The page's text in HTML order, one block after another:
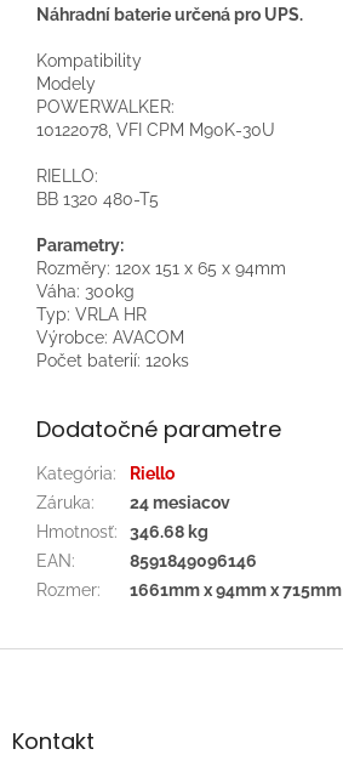
Náhradní baterie určená pro UPS.
Kompatibility
Modely
POWERWALKER:
10122078, VFI CPM M90K-30U
RIELLO:
BB 1320 480-T5
Parametry:
Rozměry: 120x 151 x 65 x 94mm
Váha: 300kg
Typ: VRLA HR
Výrobce: AVACOM
Počet baterií: 120ks
Dodatočné parametre
Kategória:
Riello
Záruka:
24 mesiacov
Hmotnosť:
346.68 kg
EAN:
8591849096146
Rozmer: 1661mm x 94mm x 715mm
Z
äKontakt